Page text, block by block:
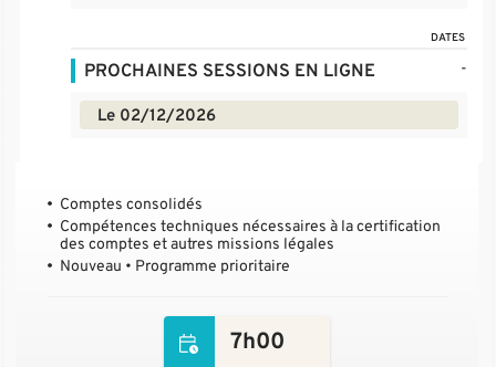
DATES
PROCHAINES SESSIONS EN LIGNE -
Le 02/12/2026
Comptes consolidés
Compétences techniques nécessaires à la certification
des comptes et autres missions légales
Nouveau • Programme prioritaire
7h00